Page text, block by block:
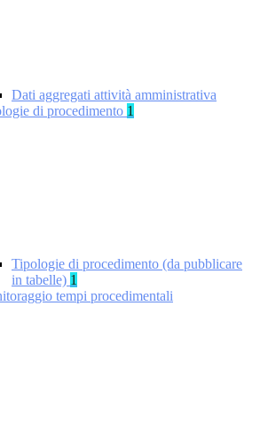
Dati aggregati attività amministrativa
di procedimento 1
Tipologie di procedimento (da pubblicare
in tabelle) 1
tempi procedimentali